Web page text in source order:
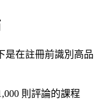
是在註冊前識別高品
則評論的課程